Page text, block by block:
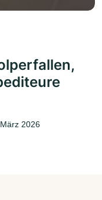
2026